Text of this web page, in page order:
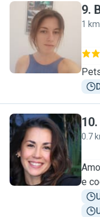
B
9.
1 km
S
10.
0.7
e